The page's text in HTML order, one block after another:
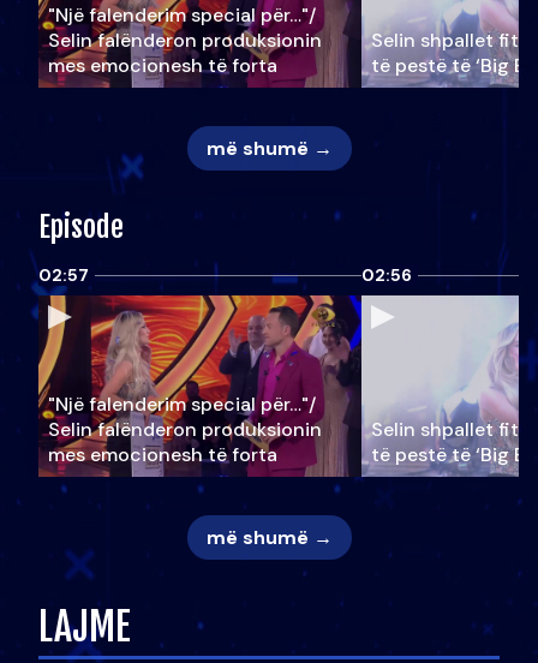
"Një falenderim special për…"/
Selin falënderon produksionin
mes emocionesh të forta
Selin shpallet
të pestë të ‘Big
më shumë →
Episode
02:57
"Një falenderim special për…"/
Selin falënderon produksionin
mes emocionesh të forta
02:56
Selin shpallet
të pestë të ‘Big
më shumë →
LAJME